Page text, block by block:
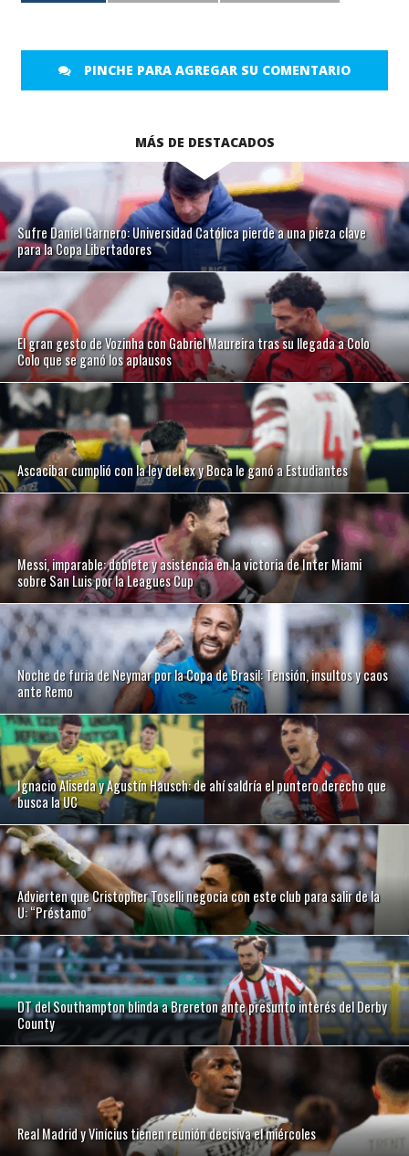
PINCHE PARA AGREGAR SU COMENTARIO
MÁS DE DESTACADOS
Sufre Daniel Garnero: Universidad Católica pierde a una pieza clave
para la Copa Libertadores
El gran gesto de Vozinha con Gabriel Maureira tras su llegada a Colo
Colo que se ganó los aplausos
Ascacibar cumplió con la ley del ex y Boca le ganó a Estudiantes
Messi, imparable: doblete y asistencia en la victoria de Inter Miami
sobre San Luis por la Leagues Cup
Noche de furia de Neymar por la Copa de Brasil: Tensión, insultos y caos
ante Remo
Ignacio Aliseda y Agustín Hausch: de ahí saldría el puntero derecho que
busca la UC
Advierten que Cristopher Toselli negocia con este club para salir de la
U: “Préstamo”
DT del Southampton blinda a Brereton ante presunto interés del Derby
County
Real Madrid y Vinícius tienen reunión decisiva el miércoles